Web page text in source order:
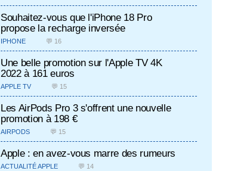
Souhaitez-vous que l'iPhone 18 Pro
propose la recharge inversée
IPHONE 💬 16
Une belle promotion sur l'Apple TV 4K
2022 à 161 euros
APPLE TV 💬 15
Les AirPods Pro 3 s'offrent une nouvelle
promotion à 198 €
AIRPODS 💬 15
Apple : en avez-vous marre des rumeurs
ACTUALITÉ APPLE 💬 14